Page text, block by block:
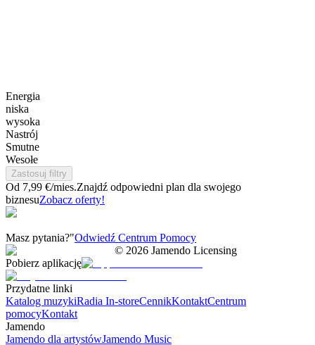
Energia
niska
wysoka
Nastrój
Smutne
Wesołe
Zastosuj filtry
Od 7,99 €/mies.Znajdź odpowiedni plan dla swojego
biznesuZobacz oferty!
Masz pytania?"Odwiedź Centrum Pomocy
© 2026 Jamendo Licensing
Pobierz aplikację
Przydatne linki
Katalog muzykiRadia In-storeCennikKontaktCentrum
pomocyKontakt
Jamendo
Jamendo dla artystówJamendo Music